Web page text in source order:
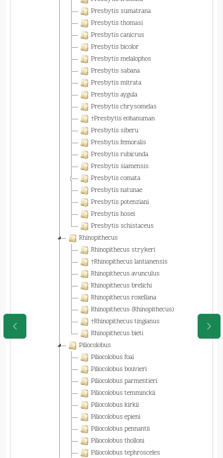
Presbytis sumatrana
Presbytis thomasi
Presbytis canicrus
Presbytis bicolor
Presbytis melalophos
Presbytis sabana
Presbytis mitrata
Presbytis aygula
Presbytis chrysomelas
†Presbytis eohanuman
Presbytis siberu
Presbytis femoralis
Presbytis rubicunda
Presbytis siamensis
Presbytis comata
Presbytis natunae
Presbytis potenziani
Presbytis hosei
Presbytis schistaceus
Rhinopithecus
Rhinopithecus strykeri
†Rhinopithecus lantianensis
Rhinopithecus avunculus
Rhinopithecus brelichi
Rhinopithecus roxellana
Rhinopithecus (Rhinopithecus)
†Rhinopithecus tingianus
Rhinopithecus bieti
Piliocolobus
Piliocolobus foai
Piliocolobus bouvieri
Piliocolobus parmentieri
Piliocolobus temminckii
Piliocolobus kirkii
Piliocolobus epieni
Piliocolobus pennantii
Piliocolobus tholloni
Piliocolobus tephrosceles